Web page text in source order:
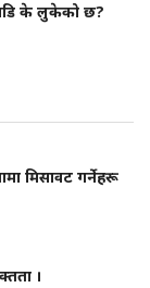
के लुकेको छ?
मिसावट गर्नेहरू
।